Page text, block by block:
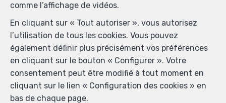
Localiser sur la carte
comme l’affichage de vidéos.
En cliquant sur « Tout autoriser », vous autorisez
l’utilisation de tous les cookies. Vous pouvez
également définir plus précisément vos préférences
en cliquant sur le bouton « Configurer ». Votre
consentement peut être modifié à tout moment en
cliquant sur le lien « Configuration des cookies » en
bas de chaque page.